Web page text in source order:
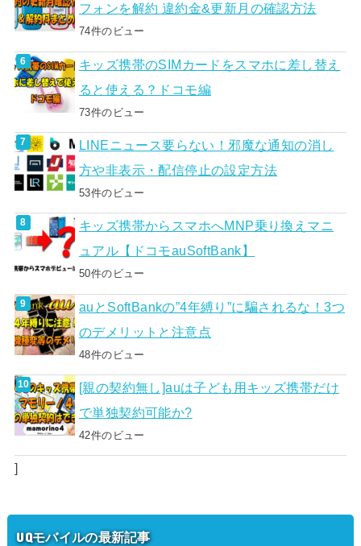
フォンを解約 違約金&更新月の確認方法
74件のビュー
キッズ携帯のSIMカードをスマホに差し替え
ると使える？ドコモ編
73件のビュー
LINEニュース要らない！邪魔な通知の消し
方や非表示・配信停止の設定方法
53件のビュー
キッズ携帯からスマホへMNP乗り換えマニ
ュアル【ドコモauSoftBank】
50件のビュー
auとSoftBankの”4年縛り”に騙されるな！3つ
のデメリットと注意点
48件のビュー
[親の契約無し]auは子ども用キッズ携帯だけ
で単独契約可能か?
42件のビュー
]
UQモバイルの最新記事